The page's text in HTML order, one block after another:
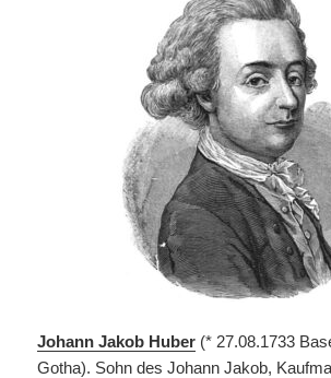
Johann Jakob Huber (* 27.08.1733
Gotha). Sohn des Johann Jakob,